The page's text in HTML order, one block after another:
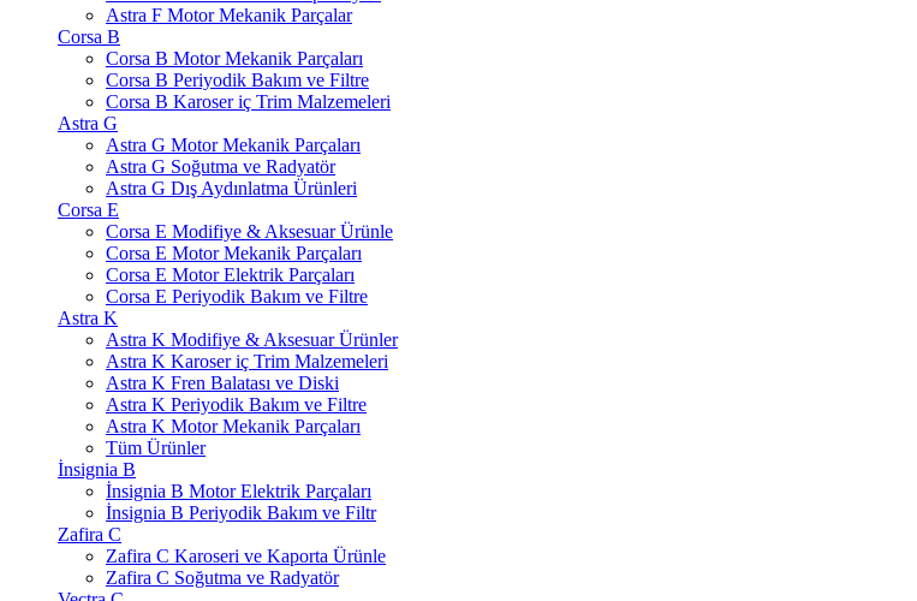
Astra F Motor Mekanik Parçalar
Corsa B
Corsa B Motor Mekanik Parçaları
Corsa B Periyodik Bakım ve Filtre
Corsa B Karoser iç Trim Malzemeleri
Astra G
Astra G Motor Mekanik Parçaları
Astra G Soğutma ve Radyatör
Astra G Dış Aydınlatma Ürünleri
Corsa E
Corsa E Modifiye & Aksesuar Ürünle
Corsa E Motor Mekanik Parçaları
Corsa E Motor Elektrik Parçaları
Corsa E Periyodik Bakım ve Filtre
Astra K
Astra K Modifiye & Aksesuar Ürünler
Astra K Karoser iç Trim Malzemeleri
Astra K Fren Balatası ve Diski
Astra K Periyodik Bakım ve Filtre
Astra K Motor Mekanik Parçaları
Tüm Ürünler
İnsignia B
İnsignia B Motor Elektrik Parçaları
İnsignia B Periyodik Bakım ve Filtr
Zafira C
Zafira C Karoseri ve Kaporta Ürünle
Zafira C Soğutma ve Radyatör